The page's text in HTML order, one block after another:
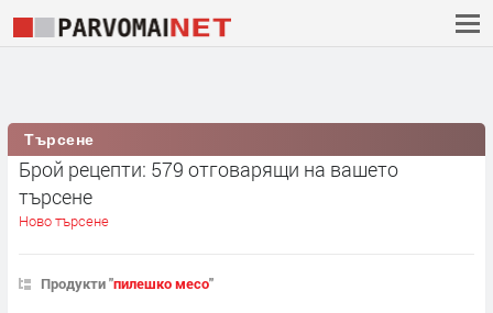
Търсене
Брой рецепти: 579 отговарящи на вашето
търсене
Ново търсене
Продукти "пилешко месо"